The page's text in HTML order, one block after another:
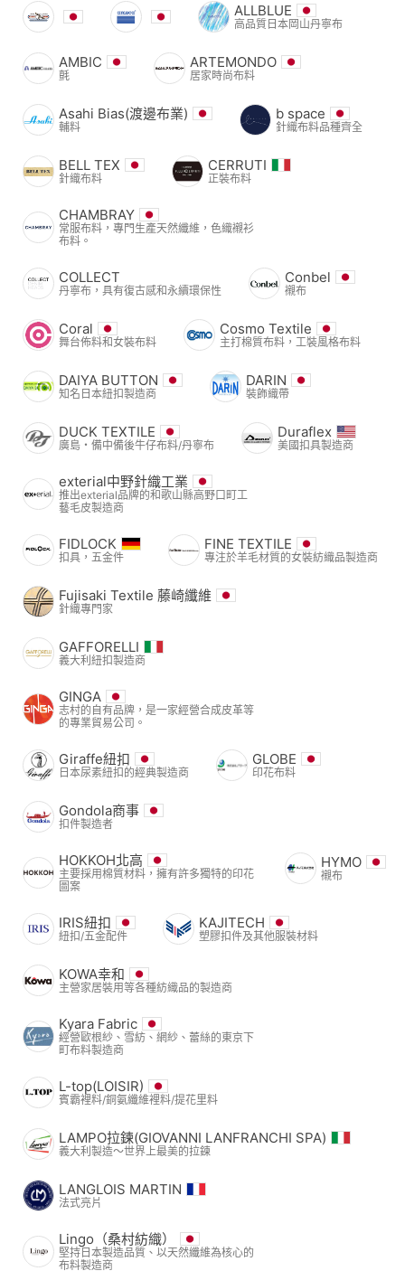
ALLBLUE
高品質日本岡山丹寧布
AMBIC
氈
ARTEMONDO
居家時尚布料
Asahi Bias(渡邊布業)
輔料
b space
針織布料品種齊全
BELL TEX
針織布料
CERRUTI
正裝布料
CHAMBRAY
常服布料，專門生產天然纖維，色織襯衫
布料。
COLLECT
丹寧布，具有復古感和永續環保性
Conbel
襯布
Coral
舞台佈料和女裝布料
Cosmo Textile
主打棉質布料，工裝風格布料
DAIYA BUTTON
知名日本紐扣製造商
DARIN
裝飾織帶
DUCK TEXTILE
廣島・備中備後牛仔布料/丹寧布
Duraflex
美國扣具製造商
exterial中野針織工業
推出exterial品牌的和歌山縣高野口町工
藝毛皮製造商
FIDLOCK
扣具，五金件
FINE TEXTILE
專注於羊毛材質的女裝紡織品製造商
Fujisaki Textile 藤崎纖維
針織專門家
GAFFORELLI
義大利紐扣製造商
GINGA
志村的自有品牌，是一家經營合成皮革等
的專業貿易公司。
Giraffe紐扣
日本尿素紐扣的經典製造商
GLOBE
印花布料
Gondola商事
扣件製造者
HOKKOH北高
主要採用棉質材料，擁有許多獨特的印花
圖案
HYMO
襯布
IRIS紐扣
紐扣/五金配件
KAJITECH
塑膠扣件及其他服裝材料
KOWA幸和
主營家居裝用等各種紡織品的製造商
Kyara Fabric
經營歐根紗、雪紡、網紗、蕾絲的東京下
町布料製造商
L-top(LOISIR)
賓霸裡料/銅氨纖維裡料/提花里料
LAMPO拉鍊(GIOVANNI LANFRANCHI SPA)
義大利製造～世界上最美的拉鍊
LANGLOIS MARTIN
法式亮片
Lingo（桑村紡織）
堅持日本製造品質、以天然纖維為核心的
布料製造商